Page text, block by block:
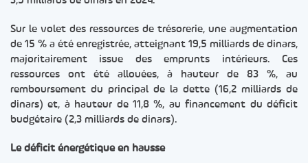
Sur le volet des ressources de trésorerie, une augmentation
de 15 % a été enregistrée, atteignant 19,5 milliards de dinars,
majoritairement issue des emprunts intérieurs. Ces
ressources ont été allouées, à hauteur de 83 %, au
remboursement du principal de la dette (16,2 milliards de
dinars) et, à hauteur de 11,8 %, au financement du déficit
budgétaire (2,3 milliards de dinars).
Le déficit énergétique en hausse